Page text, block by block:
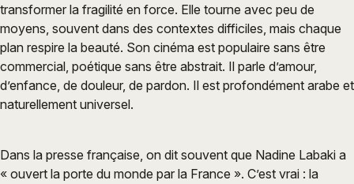
transformer la fragilité en force. Elle tourne avec peu de
moyens, souvent dans des contextes difficiles, mais chaque
plan respire la beauté. Son cinéma est populaire sans être
commercial, poétique sans être abstrait. Il parle d’amour,
d’enfance, de douleur, de pardon. Il est profondément arabe et
naturellement universel.
Dans la presse française, on dit souvent que Nadine Labaki a
« ouvert la porte du monde par la France ». C’est vrai : la